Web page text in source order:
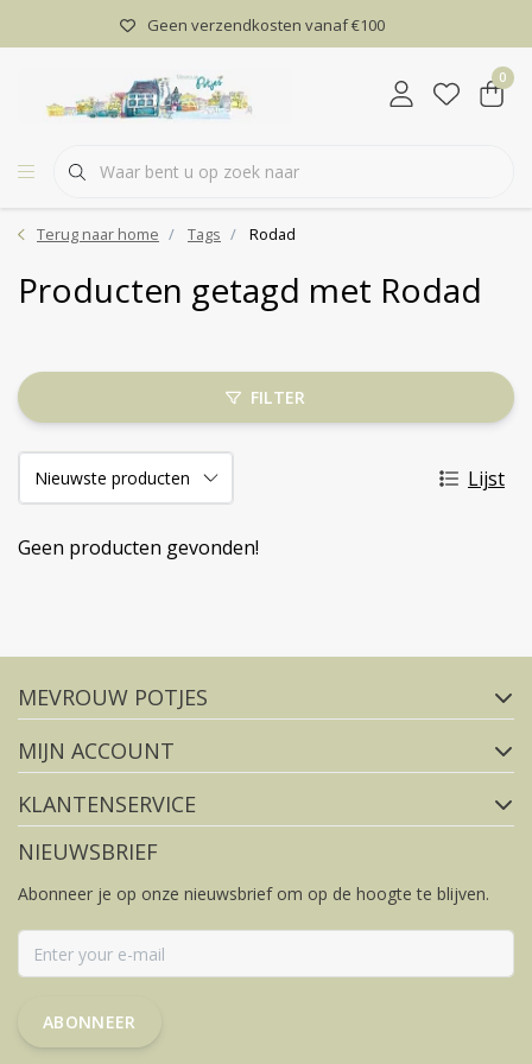
Geen verzendkosten vanaf €100
0
Terug naar home Tags Rodad
Producten getagd met Rodad
FILTER
Lijst
Geen producten gevonden!
FACEBOOK
MEVROUW POTJES
MIJN ACCOUNT
KLANTENSERVICE
NIEUWSBRIEF
Abonneer je op onze nieuwsbrief om op de hoogte te blijven.
ABONNEER